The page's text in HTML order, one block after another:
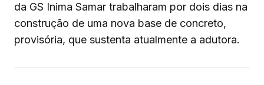
da GS Inima Samar trabalharam por dois dias na
construção de uma nova base de concreto,
provisória, que sustenta atualmente a adutora.